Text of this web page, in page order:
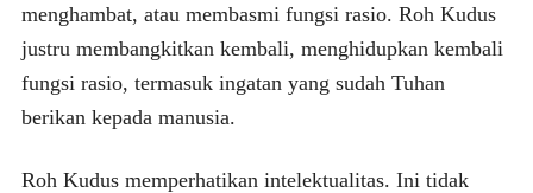
menghambat, atau membasmi fungsi rasio. Roh Kudus
justru membangkitkan kembali, menghidupkan kembali
fungsi rasio, termasuk ingatan yang sudah Tuhan
berikan kepada manusia.
Roh Kudus memperhatikan intelektualitas. Ini tidak